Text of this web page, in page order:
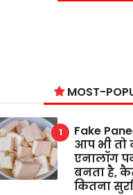
MOST-
Fake
आप भी तो
एनालॉग
बनता है,
कितना